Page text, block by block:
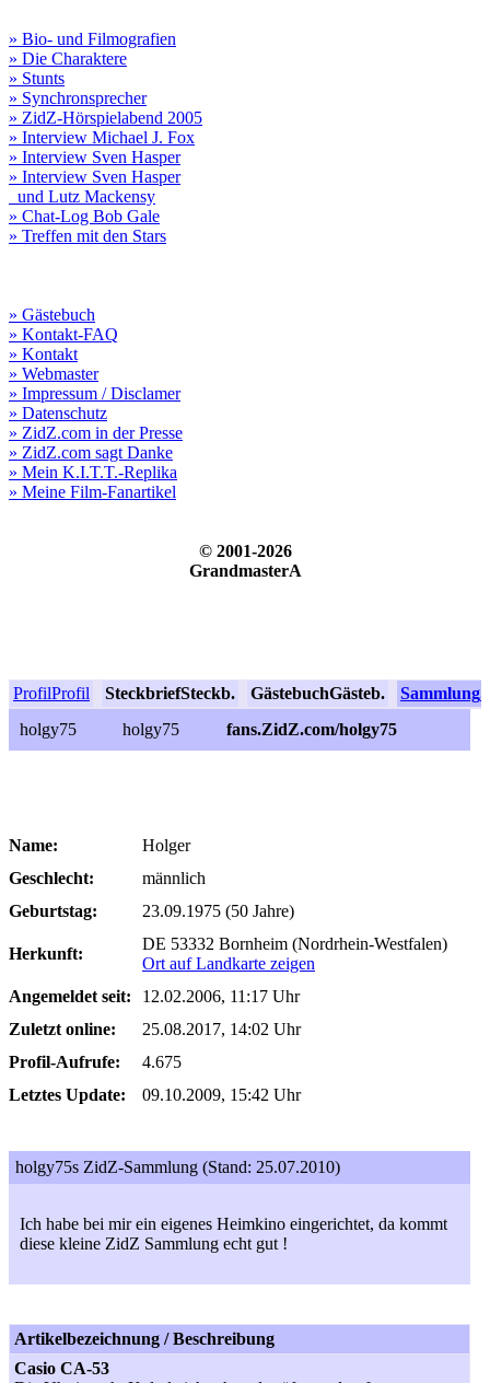
» Bio- und Filmografien
» Die Charaktere
» Stunts
» Synchronsprecher
» ZidZ-Hörspielabend 2005
» Interview Michael J. Fox
» Interview Sven Hasper
» Interview Sven Hasper
und Lutz Mackensy
» Chat-Log Bob Gale
» Treffen mit den Stars
» Gästebuch
» Kontakt-FAQ
» Kontakt
» Webmaster
» Impressum / Disclamer
» Datenschutz
» ZidZ.com in der Presse
» ZidZ.com sagt Danke
» Mein K.I.T.T.-Replika
» Meine Film-Fanartikel
© 2001-2026
GrandmasterA
ProfilProfil SteckbriefSteckb. GästebuchGästeb. Sammlung
holgy75
holgy75 fans.ZidZ.com/holgy75
Name:
Holger
Geschlecht:
männlich
Geburtstag:
23.09.1975 (50 Jahre)
Herkunft:
DE 53332 Bornheim (Nordrhein-Westfalen)
Ort auf Landkarte zeigen
Angemeldet seit:
12.02.2006, 11:17 Uhr
Zuletzt online:
25.08.2017, 14:02 Uhr
Profil-Aufrufe:
4.675
Letztes Update:
09.10.2009, 15:42 Uhr
holgy75s ZidZ-Sammlung (Stand: 25.07.2010)
Ich habe bei mir ein eigenes Heimkino eingerichtet, da kommt
diese kleine ZidZ Sammlung echt gut !
Artikelbezeichnung / Beschreibung
Casio CA-53